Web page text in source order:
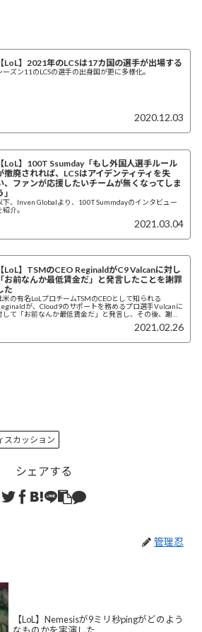
【LoL】2021年のLCSは17カ国の選手が出場する
ーズン11のLCSの選手の出身国が更に多様化。
2020.12.03
【LoL】100T Ssumday「もし外国人選手ルール
撤廃されれば、LCSはアイデンティティを失
、ファンが応援したいチームが無くなってしま
」
下、Inven Globalより、100T Summdayのインタビュー
紹介。
2021.03.04
【LoL】TSMのCEO ReginaldがC9 Valcanに対し
「お前なんか最低賃金だ」と発言したことを謝罪
た
米の有名LoLプロチームTSMのCEOとして知られる
が、Cloud9のサポートを務めるプロ選手Vulcanに
して「お前なんか最低賃金だ」と発言し、その後、謝罪
2021.02.26
スカッション
シェアする
管理忍
【LoL】Nemesisが9ミリ秒pingがどのよう